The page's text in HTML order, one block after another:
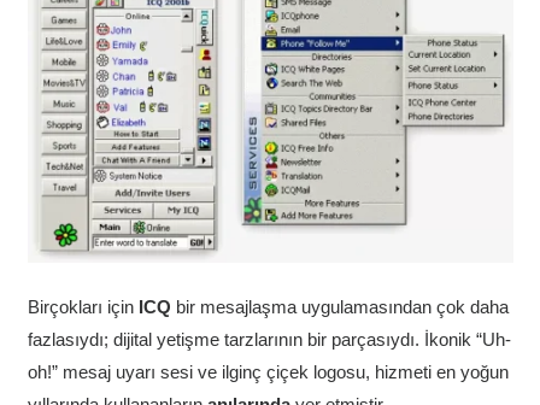
Birçokları için ICQ bir mesajlaşma uygulamasından çok daha
fazlasıydı; dijital yetişme tarzlarının bir parçasıydı. İkonik “Uh-
oh!” mesaj uyarı sesi ve ilginç çiçek logosu, hizmeti en yoğun